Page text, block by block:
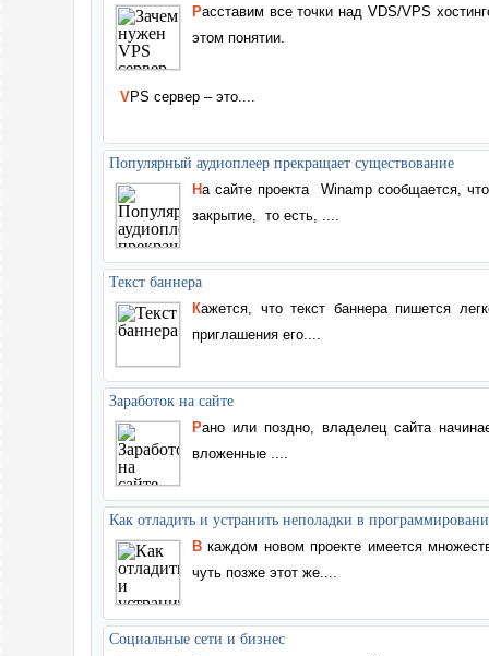
Расставим все точки над VDS/VPS хостингом. Читать тем, кто плохо разбирается в
этом понятии.
VPS сервер – это....
Популярный аудиоплеер прекращает существование
На сайте проектаWinamp сообщается, что
закрытие, то есть, ....
Текст баннера
Кажется, что текст баннера пишется
приглашения его....
Заработок на сайте
Рано или поздно, владелец сайта начинает задумываться о том, как превратить
вложенные ....
Как отладить и устранить неполадки в
В каждом новом проекте имеется
чуть позже этот же....
Социальные сети и бизнес